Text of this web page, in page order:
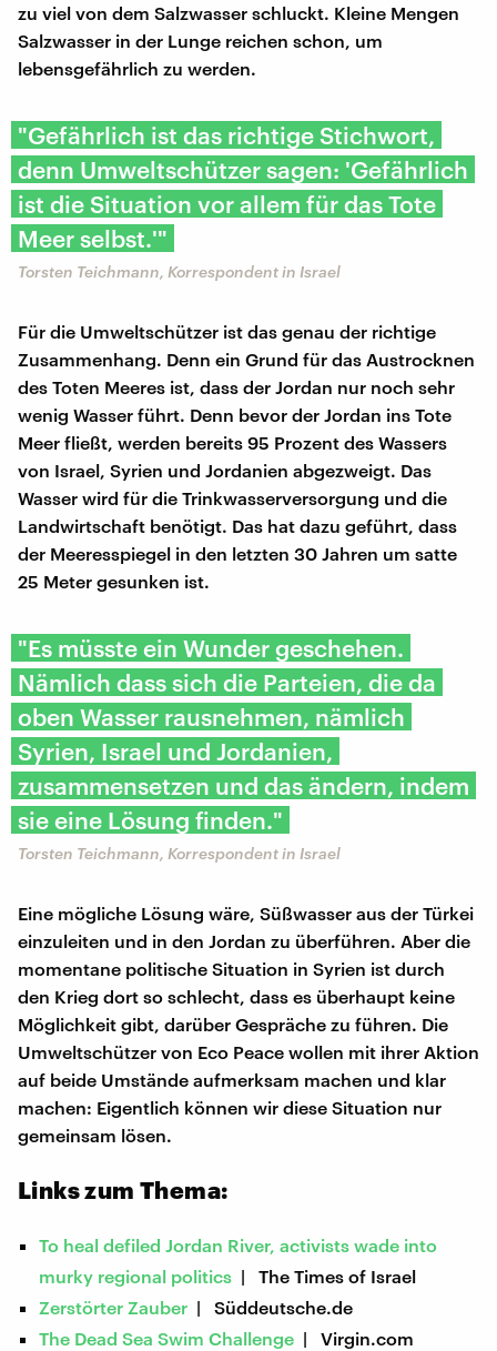
zu viel von dem Salzwasser schluckt. Kleine Mengen
Salzwasser in der Lunge reichen schon, um
lebensgefährlich zu werden.
"Gefährlich ist das richtige Stichwort,
denn Umweltschützer sagen: 'Gefährlich
ist die Situation vor allem für das Tote
Meer selbst.'"
Torsten Teichmann, Korrespondent in Israel
Für die Umweltschützer ist das genau der richtige
Zusammenhang. Denn ein Grund für das Austrocknen
des Toten Meeres ist, dass der Jordan nur noch sehr
wenig Wasser führt. Denn bevor der Jordan ins Tote
Meer fließt, werden bereits 95 Prozent des Wassers
von Israel, Syrien und Jordanien abgezweigt. Das
Wasser wird für die Trinkwasserversorgung und die
Landwirtschaft benötigt. Das hat dazu geführt, dass
der Meeresspiegel in den letzten 30 Jahren um satte
25 Meter gesunken ist.
"Es müsste ein Wunder geschehen.
Nämlich dass sich die Parteien, die da
oben Wasser rausnehmen, nämlich
Syrien, Israel und Jordanien,
zusammensetzen und das ändern, indem
sie eine Lösung finden."
Torsten Teichmann, Korrespondent in Israel
Eine mögliche Lösung wäre, Süßwasser aus der Türkei
einzuleiten und in den Jordan zu überführen. Aber die
momentane politische Situation in Syrien ist durch
den Krieg dort so schlecht, dass es überhaupt keine
Möglichkeit gibt, darüber Gespräche zu führen. Die
Umweltschützer von Eco Peace wollen mit ihrer Aktion
auf beide Umstände aufmerksam machen und klar
machen: Eigentlich können wir diese Situation nur
gemeinsam lösen.
Links zum Thema:
To heal defiled Jordan River, activists wade into
murky regional politics | The Times of Israel
Zerstörter Zauber | Süddeutsche.de
The Dead Sea Swim Challenge | Virgin.com